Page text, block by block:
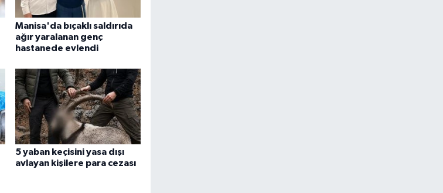
Manisa'da bıçaklı saldırıda
ağır yaralanan genç
hastanede evlendi
5 yaban keçisini yasa dışı
avlayan kişilere para cezası